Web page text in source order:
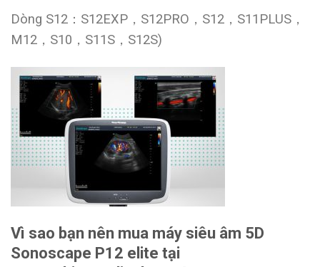
Dòng S12：S12EXP，S12PRO，S12，S11PLUS，
M12，S10，S11S，S12S)
Vì sao bạn nên mua máy siêu âm 5D
Sonoscape P12 elite tại